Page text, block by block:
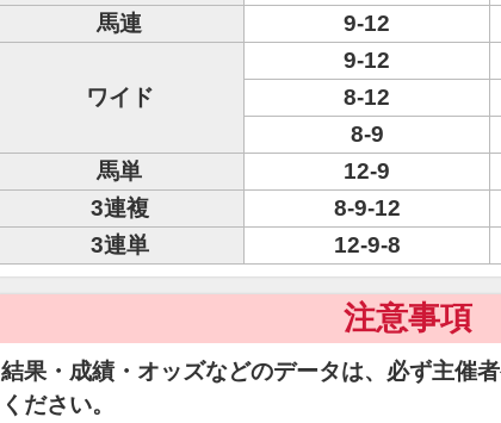
馬連
9-12
ワイド
9-12
8-12
8-9
馬単
12-9
3連複
8-9-12
3連単
12-9-8
注意事項
結果・成績・オッズなどのデータは、必ず主催
ください。